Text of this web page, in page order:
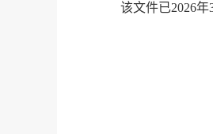
该文件已2026